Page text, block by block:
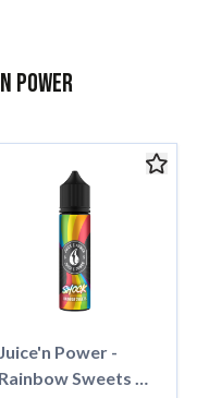
Power
Juice'n Power -
Rainbow Sweets -